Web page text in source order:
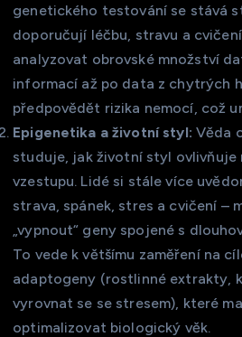
genetického testování se stává
doporučují léčbu, stravu a
analyzovat obrovské množství
informací až po data z chytrých
předpovědět rizika nemocí, což
Epigenetika a životní styl: Věda
studuje, jak životní styl ovlivňuje
vzestupu. Lidé si stále více
strava, spánek, stres a cvičení –
„vypnout“ geny spojené s
To vede k většímu zaměření na
adaptogeny (rostlinné extrakty,
vyrovnat se se stresem), které
optimalizovat biologický věk.